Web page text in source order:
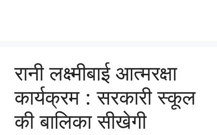
रानी लक्ष्मीबाई आत्मरक्षा
कार्यक्रम : सरकारी स्कूल
की बालिका सीखेगी